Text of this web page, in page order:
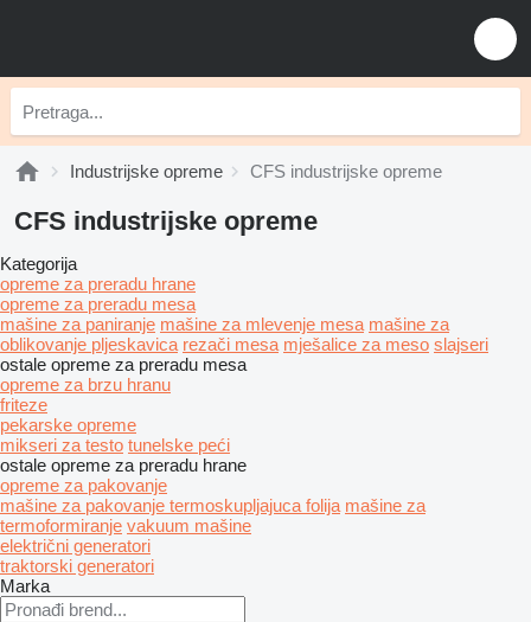
Industrijske opreme CFS industrijske opreme
CFS industrijske opreme
Kategorija
opreme za preradu hrane
opreme za preradu mesa
mašine za paniranje mašine za mlevenje mesa mašine za
oblikovanje pljeskavica rezači mesa mješalice za meso slajseri
ostale opreme za preradu mesa
opreme za brzu hranu
friteze
pekarske opreme
mikseri za testo tunelske peći
ostale opreme za preradu hrane
opreme za pakovanje
mašine za pakovanje termoskupljajuca folija mašine za
termoformiranje vakuum mašine
električni generatori
traktorski generatori
Marka